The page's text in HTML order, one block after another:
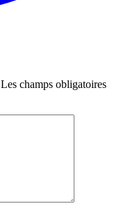
Les champs obligatoires